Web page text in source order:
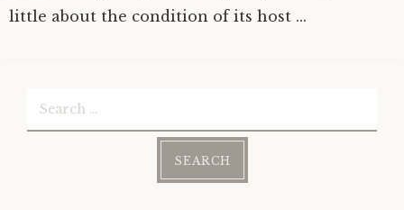
little about the condition of its host ...